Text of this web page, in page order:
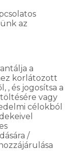
az
a
korlátozott
, és jogosítsa a
vagy
célokból
/